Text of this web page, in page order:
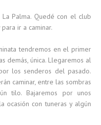
Palma. Quedé con el club
ir a caminar.
tendremos en el primer
demás, única. Llegaremos al
los senderos del pasado.
caminar, entre las sombras
tilo. Bajaremos por unos
ocasión con tuneras y algún